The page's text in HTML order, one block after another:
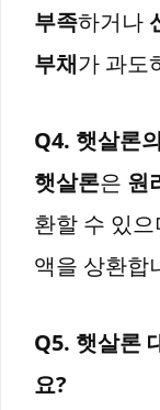
부족하거나
부채가 과도
Q4. 햇살론
햇살론은 원
환할 수 있
액을 상환합
Q5. 햇살론
요?